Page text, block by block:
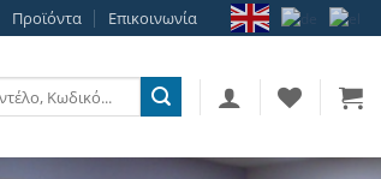
Προϊόντα Επικοινωνία